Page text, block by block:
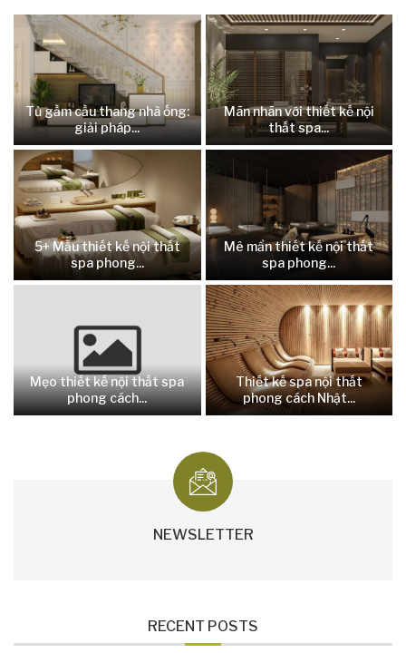
Tủ gầm cầu thang nhà ống:
giải pháp...
Mãn nhãn với thiết kế nội
thất spa...
5+ Mẫu thiết kế nội thất
spa phong...
Mê mẩn thiết kế nội thất
spa phong...
Mẹo thiết kế nội thất spa
phong cách...
Thiết kế spa nội thất
phong cách Nhật...
NEWSLETTER
RECENT POSTS